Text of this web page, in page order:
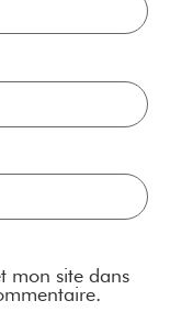
mon site dans